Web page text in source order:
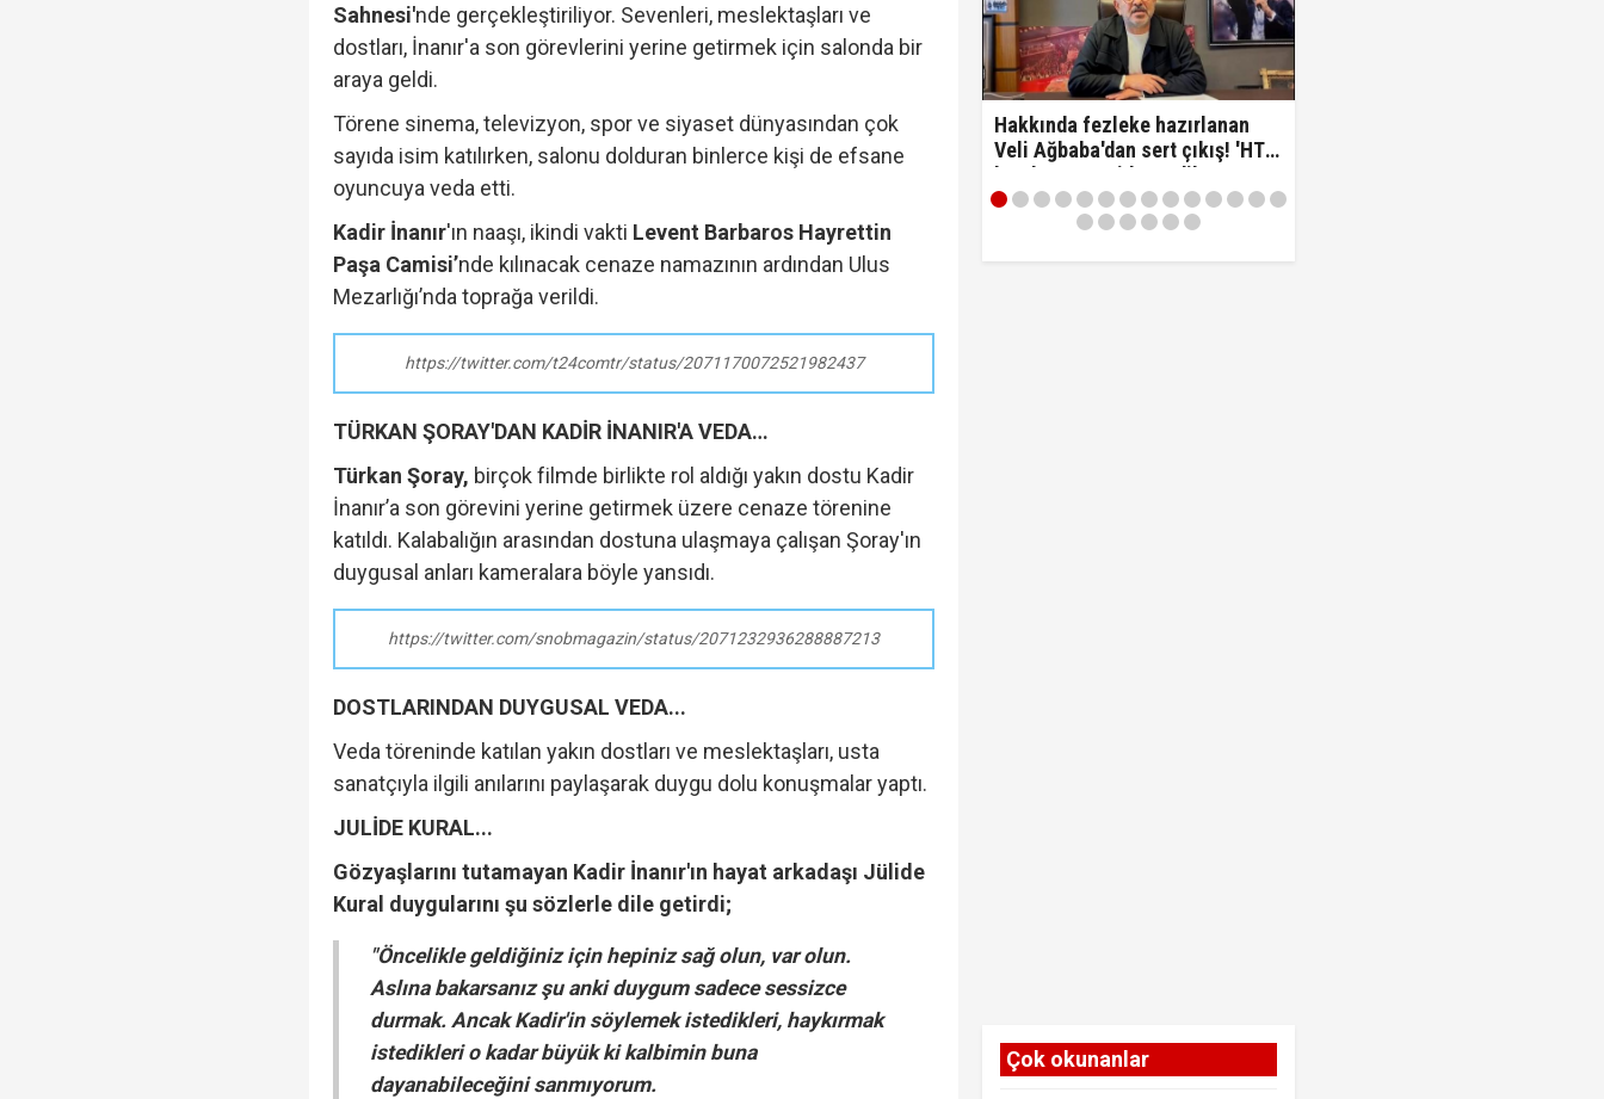
Sahnesi'nde gerçekleştiriliyor. Sevenleri, meslektaşları ve
dostları, İnanır'a son görevlerini yerine getirmek için salonda bir
araya geldi.
Törene sinema, televizyon, spor ve siyaset dünyasından çok
sayıda isim katılırken, salonu dolduran binlerce kişi de efsane
oyuncuya veda etti.
Kadir İnanır'ın naaşı, ikindi vakti Levent Barbaros Hayrettin
Paşa Camisi’nde kılınacak cenaze namazının ardından Ulus
Mezarlığı’nda toprağa verildi.
https://twitter.com/t24comtr/status/2071170072521982437
TÜRKAN ŞORAY'DAN KADİR İNANIR'A VEDA…
Türkan Şoray, birçok filmde birlikte rol aldığı yakın dostu Kadir
İnanır’a son görevini yerine getirmek üzere cenaze törenine
katıldı. Kalabalığın arasından dostuna ulaşmaya çalışan Şoray'ın
duygusal anları kameralara böyle yansıdı.
https://twitter.com/snobmagazin/status/2071232936288887213
DOSTLARINDAN DUYGUSAL VEDA...
Veda töreninde katılan yakın dostları ve meslektaşları, usta
sanatçıyla ilgili anılarını paylaşarak duygu dolu konuşmalar yaptı.
JULİDE KURAL...
Gözyaşlarını tutamayan Kadir İnanır'ın hayat arkadaşı Jülide
Kural duygularını şu sözlerle dile getirdi;
"Öncelikle geldiğiniz için hepiniz sağ olun, var olun.
Aslına bakarsanız şu anki duygum sadece sessizce
durmak. Ancak Kadir'in söylemek istedikleri, haykırmak
istedikleri o kadar büyük ki kalbimin buna
dayanabileceğini sanmıyorum.
Hakkında fezleke hazırlanan
Veli Ağbaba'dan sert çıkış! 'HTS
kaydım varsa idam edilmeye
razıyım'
Çok okunanlar